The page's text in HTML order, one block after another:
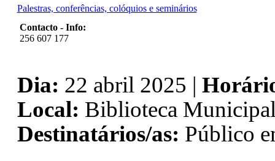
Palestras, conferências, colóquios e seminários
Contacto - Info:
256 607 177
Dia: 22 abril 2025 |
Local: Biblioteca
Destinatários/as: Público